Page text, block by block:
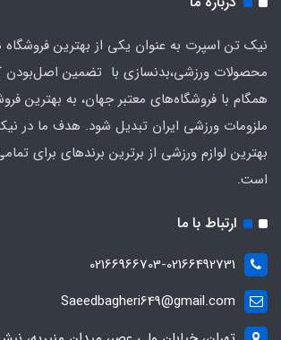
نیک تن اسپرت به عنوان یکی از بهترین فروشگاه
محصولات ورزشی،بدنسازی با تضمین اصل‌بودن
همگام با فروشگاه‌های معتبر جهان، به بهترین
ملزومات ورزشی ایران تبدیل شود. هدف ما در
بهترین لوازم ورزشی از برترین برندهای برای
است.
ارتباط با ما
02166966703-02166492731
Saeedbagheri649@gmail.com